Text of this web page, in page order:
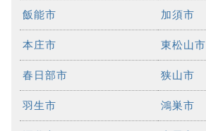
飯能市 加須市
本庄市 東松山市
春日部市 狭山市
羽生市 鴻巣市